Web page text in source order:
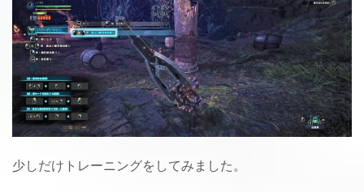
少しだけトレーニングをしてみました。